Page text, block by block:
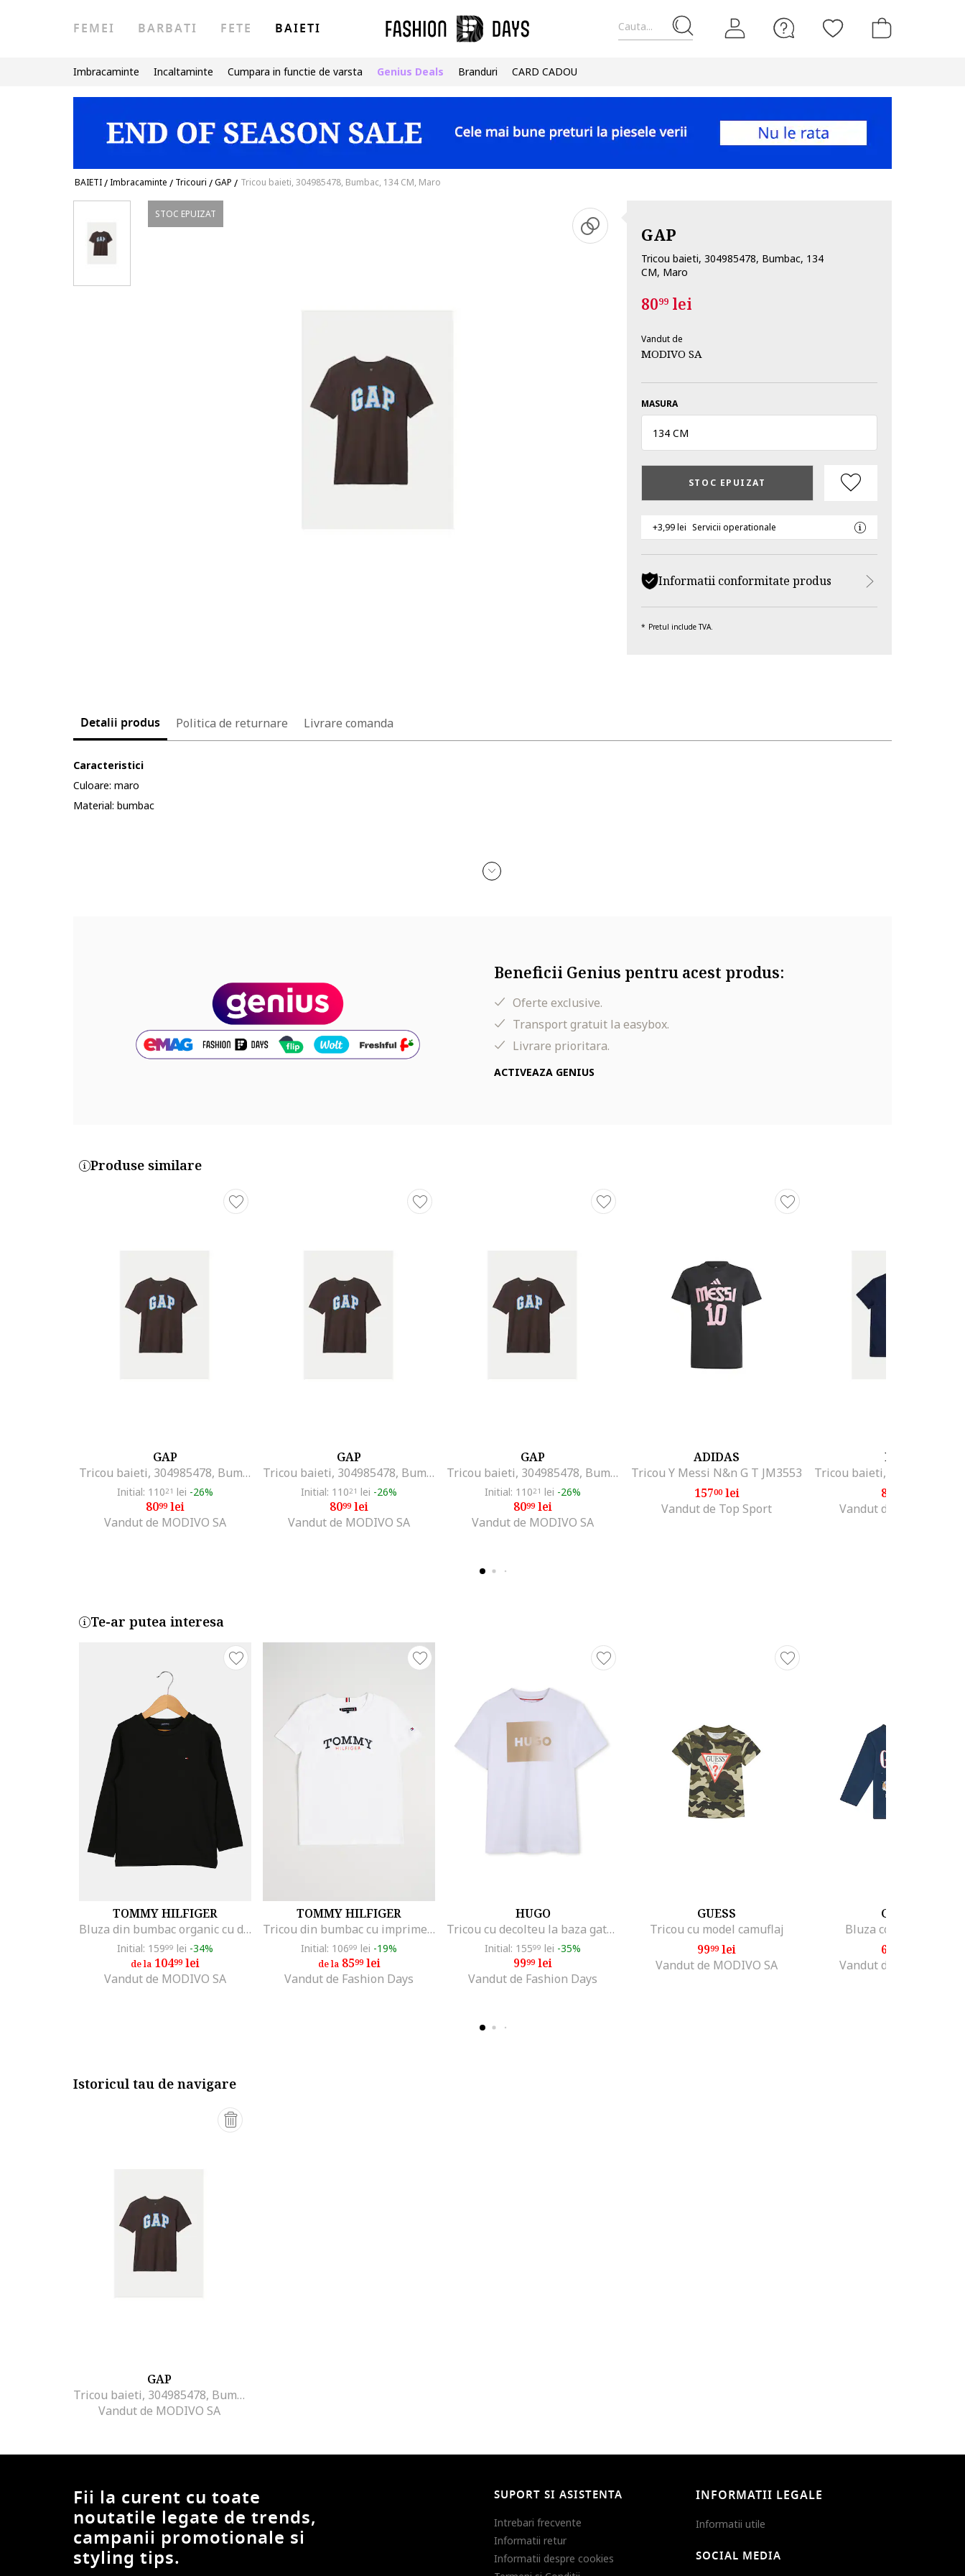
Cauta...
FEMEI BARBATI FETE BAIETI
Imbracaminte Incaltaminte Cumpara in functie de varsta Genius Deals Branduri CARD CADOU
BAIETI/Imbracaminte / Tricouri /GAP / Tricou baieti, 304985478, Bumbac, 134 CM, Maro
STOC EPUIZAT
GAP
Tricou baieti, 304985478, Bumbac, 134
CM, Maro
8099lei
Vandut de
MODIVO SA
MASURA
134 CM
STOC EPUIZAT
+3,99 lei Servicii operationale
Informatii conformitate produs
Pretul include TVA.
Detalii produs Politica de returnare Livrare comanda
Caracteristici
Culoare: maro
Material: bumbac
Beneficii Genius pentru acest produs:
Oferte exclusive.
Transport gratuit la easybox.
Livrare prioritara.
ACTIVEAZA GENIUS
Produse similare
GAP
Tricou baieti, 304985478, Bumbac, 134 CM, Maro
Initial: 11021 lei -26%
8099lei
Vandut de MODIVO SA
GAP
Tricou baieti, 304985478, Bumbac, 134 CM, Maro
Initial: 11021 lei -26%
8099lei
Vandut de MODIVO SA
GAP
Tricou baieti, 304985478, Bumbac, 134 CM, Maro
Initial: 11021 lei -26%
8099lei
Vandut de MODIVO SA
ADIDAS
Tricou Y Messi N&n G T JM3553
15700lei
Vandut de Top Sport
LEGO
83
Vandut de MODIVO SA
Te-ar putea interesa
TOMMY HILFIGER
Bluza din bumbac organic cu detaliu logo, Negru
Initial: 15999 lei -34%
de la 10499lei
Vandut de MODIVO SA
TOMMY HILFIGER
Tricou din bumbac cu imprimeu logo, Alb
Initial: 10699 lei -19%
de la8599lei
Vandut de Fashion Days
HUGO
Tricou cu decolteu la baza gatului si imprimeu logo cu aspect in degrade, Maro camel/Alb optic
Initial: 15599 lei -35%
9999lei
Vandut de Fashion Days
GUESS
Tricou cu model camuflaj
9999lei
Vandut de MODIVO SA
GUESS
Bluza copii albastru,
66
Vandut de MODIVO SA
Istoricul tau de navigare
GAP
Tricou baieti, 304985478, Bumbac, 134 CM, Maro
Vandut de MODIVO SA
Fii la curent cu toate
noutatile legate de trends,
campanii promotionale si
styling tips.
SUPORT SI ASISTENTA
Intrebari frecvente
Informatii retur
Informatii despre cookies
INFORMATII LEGALE
Informatii utile
SOCIAL MEDIA